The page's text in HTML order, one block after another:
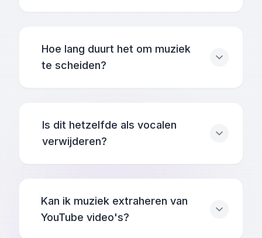
Hoe lang duurt het om muziek
te scheiden?
Is dit hetzelfde als vocalen
verwijderen?
Kan ik muziek extraheren van
YouTube video's?